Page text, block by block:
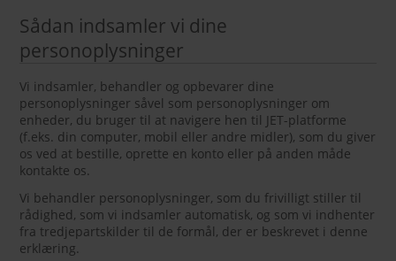
Sådan indsamler vi dine
personoplysninger
Vi indsamler, behandler og opbevarer dine
personoplysninger såvel som personoplysninger om
enheder, du bruger til at navigere hen til JET-platforme
(f.eks. din computer, mobil eller andre midler), som du giver
os ved at bestille, oprette en konto eller på anden måde
kontakte os.
Vi behandler personoplysninger, som du frivilligt stiller til
rådighed, som vi indsamler automatisk, og som vi indhenter
fra tredjepartskilder til de formål, der er beskrevet i denne
erklæring.